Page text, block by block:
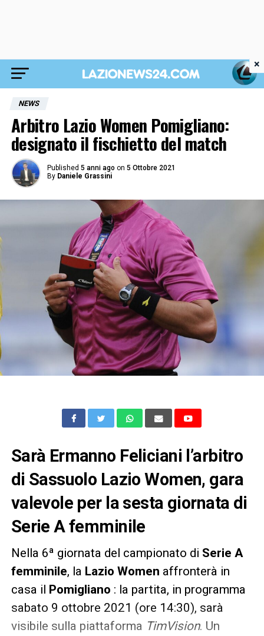
NEWS
Arbitro Lazio Women Pomigliano:
designato il fischietto del match
Published 5 anni ago on 5 Ottobre 2021
By Daniele Grassini
Sarà Ermanno Feliciani l’arbitro
di Sassuolo Lazio Women, gara
valevole per la sesta giornata di
Serie A femminile
Nella 6ª giornata del campionato di Serie A
femminile, la Lazio Women affronterà in
casa il Pomigliano : la partita, in programma
sabato 9 ottobre 2021 (ore 14:30), sarà
visibile sulla piattaforma TimVision. Un
×